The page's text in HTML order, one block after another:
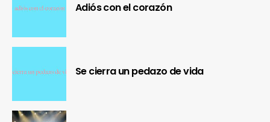
Adiós con el corazón
Se cierra un pedazo de vida